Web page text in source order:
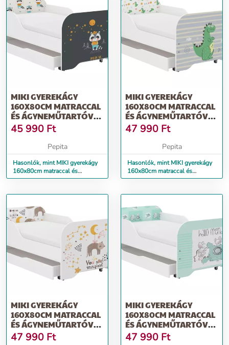
MIKI GYEREKÁGY
160X80CM MATRACCAL
ÉS ÁGYNEMŰTARTÓVAL
- BORZ
45 990 Ft
Pepita
Hasonlók, mint MIKI gyerekágy
160x80cm matraccal és
ágyneműtartóval - borz
MIKI GYEREKÁGY
160X80CM MATRACCAL
ÉS ÁGYNEMŰTARTÓVAL
- DINO
47 990 Ft
Pepita
Hasonlók, mint MIKI gyerekágy
160x80cm matraccal és
ágyneműtartóval - dino
MIKI GYEREKÁGY
160X80CM MATRACCAL
ÉS ÁGYNEMŰTARTÓVAL
- MACSEK
47 990 Ft
MIKI GYEREKÁGY
160X80CM MATRACCAL
ÉS ÁGYNEMŰTARTÓVAL
- BARÁTOK
47 990 Ft